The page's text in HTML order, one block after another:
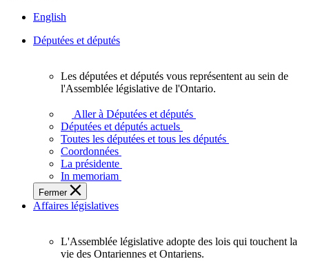
English
Députées et députés
députés
vous
représentent
sein
de
l'Assemblée
législative
l'Ontario.
Les députées et députés vous représentent au sein de
l'Assemblée législative de l'Ontario.
Aller à Députées et députés
Députées et députés actuels
Toutes les députées et tous les députés
Coordonnées
La présidente
In memoriam
Fermer
Affaires législatives
L'Assemblée
L'Assemblée législative adopte des lois qui touchent la
vie des Ontariennes et Ontariens.